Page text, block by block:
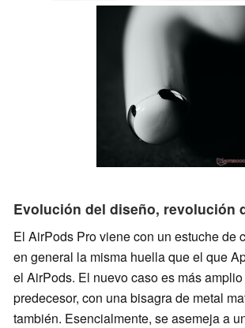
Evolución del diseño, revolución
El AirPods Pro viene con un estuche de
en general la misma huella que el que
el AirPods. El nuevo caso es más
predecesor, con una bisagra de metal
también. Esencialmente, se asemeja a